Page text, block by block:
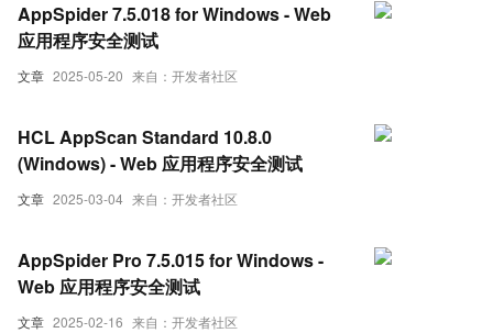
文章 2025-05-20 来自：开发者社区
AppSpider 7.5.018 for Windows - Web
应用程序安全测试
文章 2025-03-04 来自：开发者社区
HCL AppScan Standard 10.8.0
(Windows) - Web 应用程序安全测试
文章 2025-02-16 来自：开发者社区
AppSpider Pro 7.5.015 for Windows -
Web 应用程序安全测试